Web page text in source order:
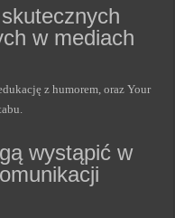
w mediach
z humorem, oraz Your
wystąpić w